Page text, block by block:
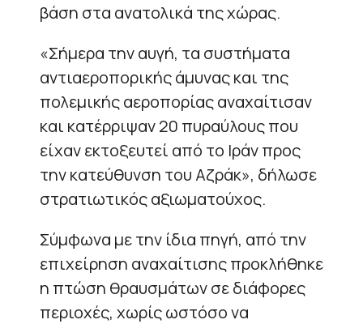
βάση στα ανατολικά της χώρας.
«Σήμερα την αυγή, τα συστήματα
αντιαεροπορικής άμυνας και της
πολεμικής αεροπορίας αναχαίτισαν
και κατέρριψαν 20 πυραύλους που
είχαν εκτοξευτεί από το Ιράν προς
την κατεύθυνση του Αζράκ», δήλωσε
στρατιωτικός αξιωματούχος.
Σύμφωνα με την ίδια πηγή, από την
επιχείρηση αναχαίτισης προκλήθηκε
η πτώση θραυσμάτων σε διάφορες
περιοχές, χωρίς ωστόσο να